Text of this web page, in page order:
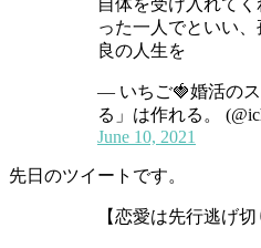
自体を受け入れて
った一人でといい
良の人生を
— いちご🍓婚活の
る」は作れる。
June 10, 2021
先日のツイートです。
【恋愛は先行逃げ切